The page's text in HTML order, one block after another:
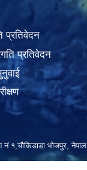
प्रतिवेदन
प्रतिवेदन
नं १,चौकिडाडा भोजपुर, नेपाल